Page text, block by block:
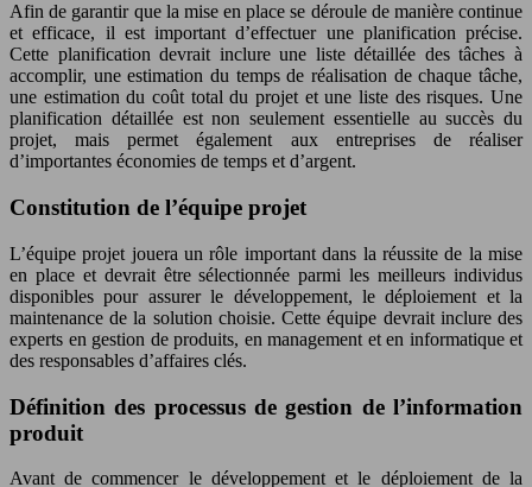
Afin de garantir que la mise en place se déroule de manière continue
et efficace, il est important d’effectuer une planification précise.
Cette planification devrait inclure une liste détaillée des tâches à
accomplir, une estimation du temps de réalisation de chaque tâche,
une estimation du coût total du projet et une liste des risques. Une
planification détaillée est non seulement essentielle au succès du
projet, mais permet également aux entreprises de réaliser
d’importantes économies de temps et d’argent.
Constitution de l’équipe projet
L’équipe projet jouera un rôle important dans la réussite de la mise
en place et devrait être sélectionnée parmi les meilleurs individus
disponibles pour assurer le développement, le déploiement et la
maintenance de la solution choisie. Cette équipe devrait inclure des
experts en gestion de produits, en management et en informatique et
des responsables d’affaires clés.
Définition des processus de gestion de l’information
produit
Avant de commencer le développement et le déploiement de la